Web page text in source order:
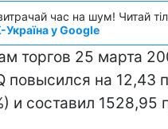
час на шум! Читай
Україна у Google
торгов 25 марта
повысился на 12,43
и составил 1528,95